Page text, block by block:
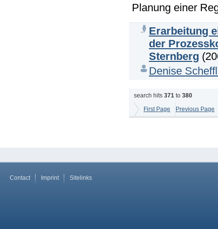
Planung einer
Erarbeitung
der
Sternberg
Denise
search hits 371 to 380
First Page
Previous Page
Contact Imprint Sitelinks